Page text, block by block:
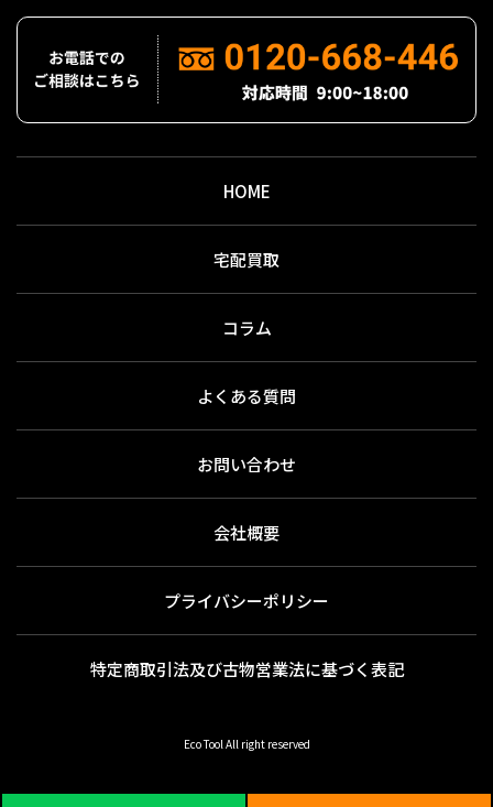
HOME
宅配買取
コラム
よくある質問
お問い合わせ
会社概要
プライバシーポリシー
特定商取引法及び古物営業法に基づく表記
Eco Tool All right reserved